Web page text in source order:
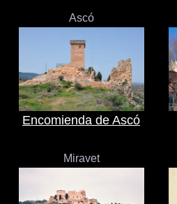
Ascó
Encomienda de Ascó
Miravet